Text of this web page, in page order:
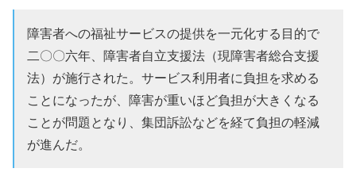
障害者への福祉サービスの提供を一元化する目的で
二〇〇六年、障害者自立支援法（現障害者総合支援
法）が施行された。サービス利用者に負担を求める
ことになったが、障害が重いほど負担が大きくなる
ことが問題となり、集団訴訟などを経て負担の軽減
が進んだ。